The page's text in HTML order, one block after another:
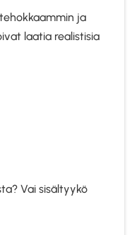
ja
laatia realistisia
Vai sisältyykö